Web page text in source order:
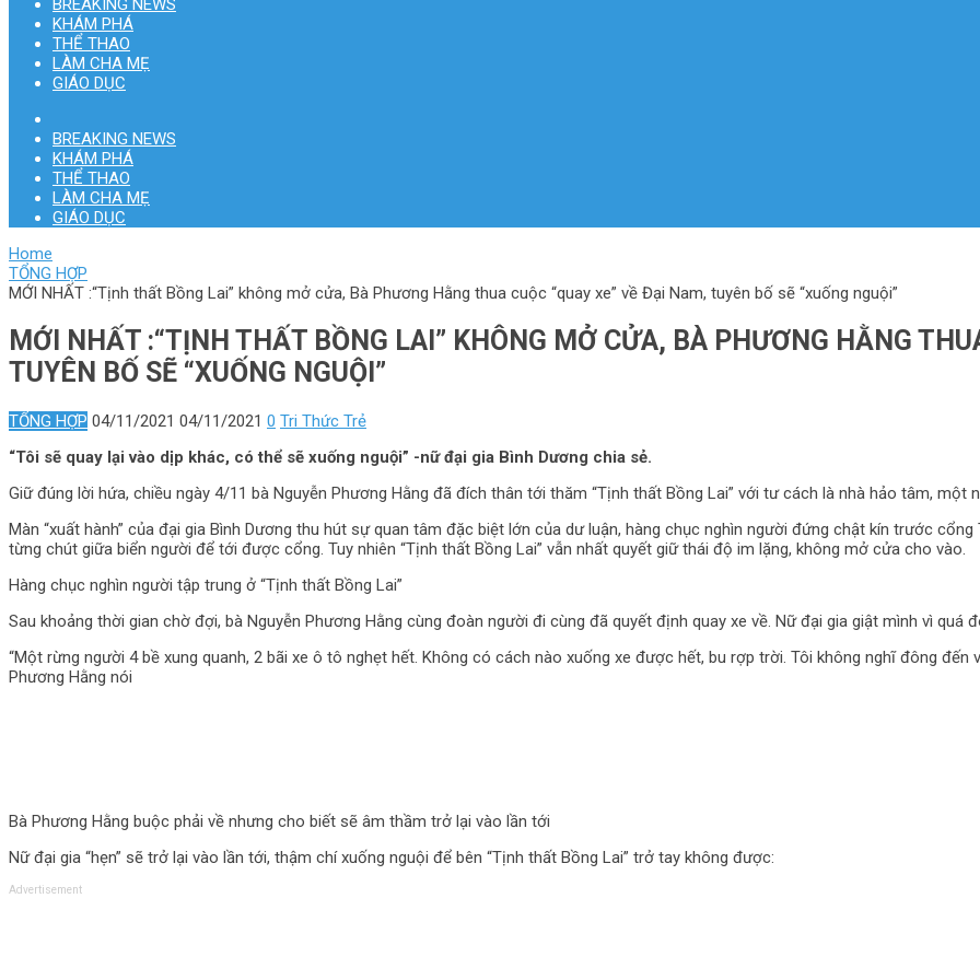
KHÁM PHÁ
THỂ THAO
LÀM CHA MẸ
GIÁO DỤC
BREAKING NEWS
KHÁM PHÁ
THỂ THAO
LÀM CHA MẸ
GIÁO DỤC
Home
TỔNG HỢP
MỚI NHẤT :“Tịnh thất Bồng Lai” không mở cửa, Bà Phương Hằng thua cuộc “quay xe” về Đại Nam, tuyên bố sẽ “xuống nguội”
MỚI NHẤT :“TỊNH THẤT BỒNG LAI” KHÔNG MỞ CỬA, BÀ PHƯƠNG HẰNG
TUYÊN BỐ SẼ “XUỐNG NGUỘI”
TỔNG HỢP 04/11/2021 04/11/2021 0 Tri Thức Trẻ
“Tôi sẽ quay lại vào dịp khác, có thể sẽ xuống nguội” -nữ đại gia Bình Dương chia sẻ.
Giữ đúng lời hứa, chiều ngày 4/11 bà Nguyễn Phương Hằng đã đích thân tới thăm “Tịnh thất Bồng Lai” với tư cách là nhà hảo tâm, một
Màn “xuất hành” của đại gia Bình Dương thu hút sự quan tâm đặc biệt lớn của dư luận, hàng chục nghìn người đứng chật kín trước
từng chút giữa biển người để tới được cổng. Tuy nhiên “Tịnh thất Bồng Lai” vẫn nhất quyết giữ thái độ im lặng, không mở cửa cho vào.
Hàng chục nghìn người tập trung ở “Tịnh thất Bồng Lai”
Sau khoảng thời gian chờ đợi, bà Nguyễn Phương Hằng cùng đoàn người đi cùng đã quyết định quay xe về. Nữ đại gia giật mình vì quá
“Một rừng người 4 bề xung quanh, 2 bãi xe ô tô nghẹt hết. Không có cách nào xuống xe được hết, bu rợp trời. Tôi không nghĩ đông
Phương Hằng nói
Bà Phương Hằng buộc phải về nhưng cho biết sẽ âm thầm trở lại vào lần tới
Nữ đại gia “hẹn” sẽ trở lại vào lần tới, thậm chí xuống nguội để bên “Tịnh thất Bồng Lai” trở tay không được:
Advertisement